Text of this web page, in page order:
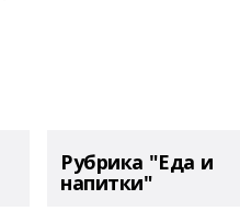
Рубрика "Еда и
напитки"